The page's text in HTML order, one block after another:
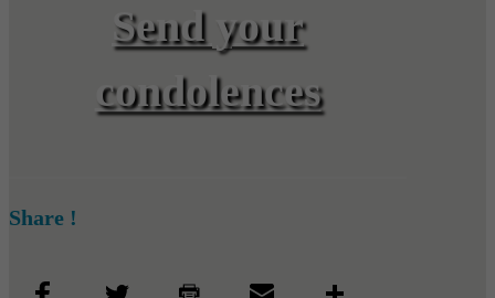
Send your
condolences
Share !